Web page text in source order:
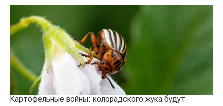
Картофельные войны: колорадского жука будут